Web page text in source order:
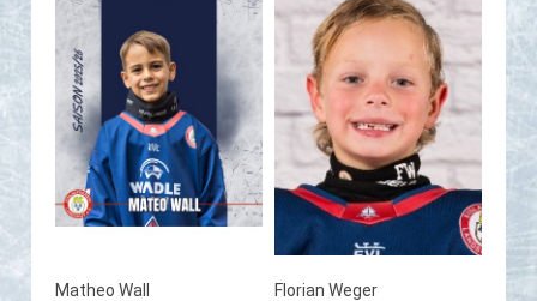
Matheo Wall Florian Weger